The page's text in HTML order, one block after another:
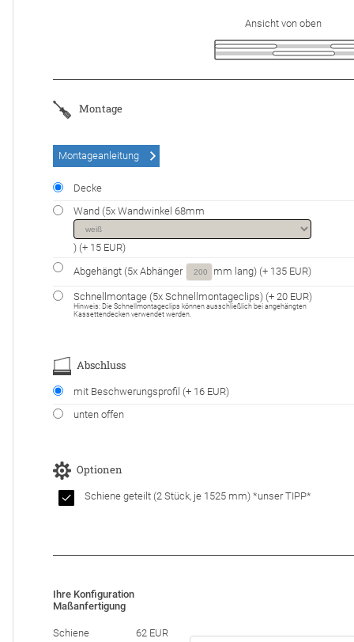
Ansicht von oben
Montage
Montageanleitung
Decke
Wand (5x Wandwinkel 68mm
) (+ 15 EUR)
Abgehängt (5x Abhänger mm lang) (+ 135 EUR)
Schnellmontage (5x Schnellmontageclips) (+ 20 EUR)
Hinweis: Die Schnell­montage­clips können aus­schließ­lich bei an­ge­häng­ten
Kassetten­decken ver­wendet werden.
Abschluss
mit Beschwerungsprofil (+ 16 EUR)
unten offen
Optionen
Schiene geteilt (2 Stück, je 1525 mm) *unser TIPP*
Ihre Konfiguration
Maßanfertigung
Schiene
62 EUR